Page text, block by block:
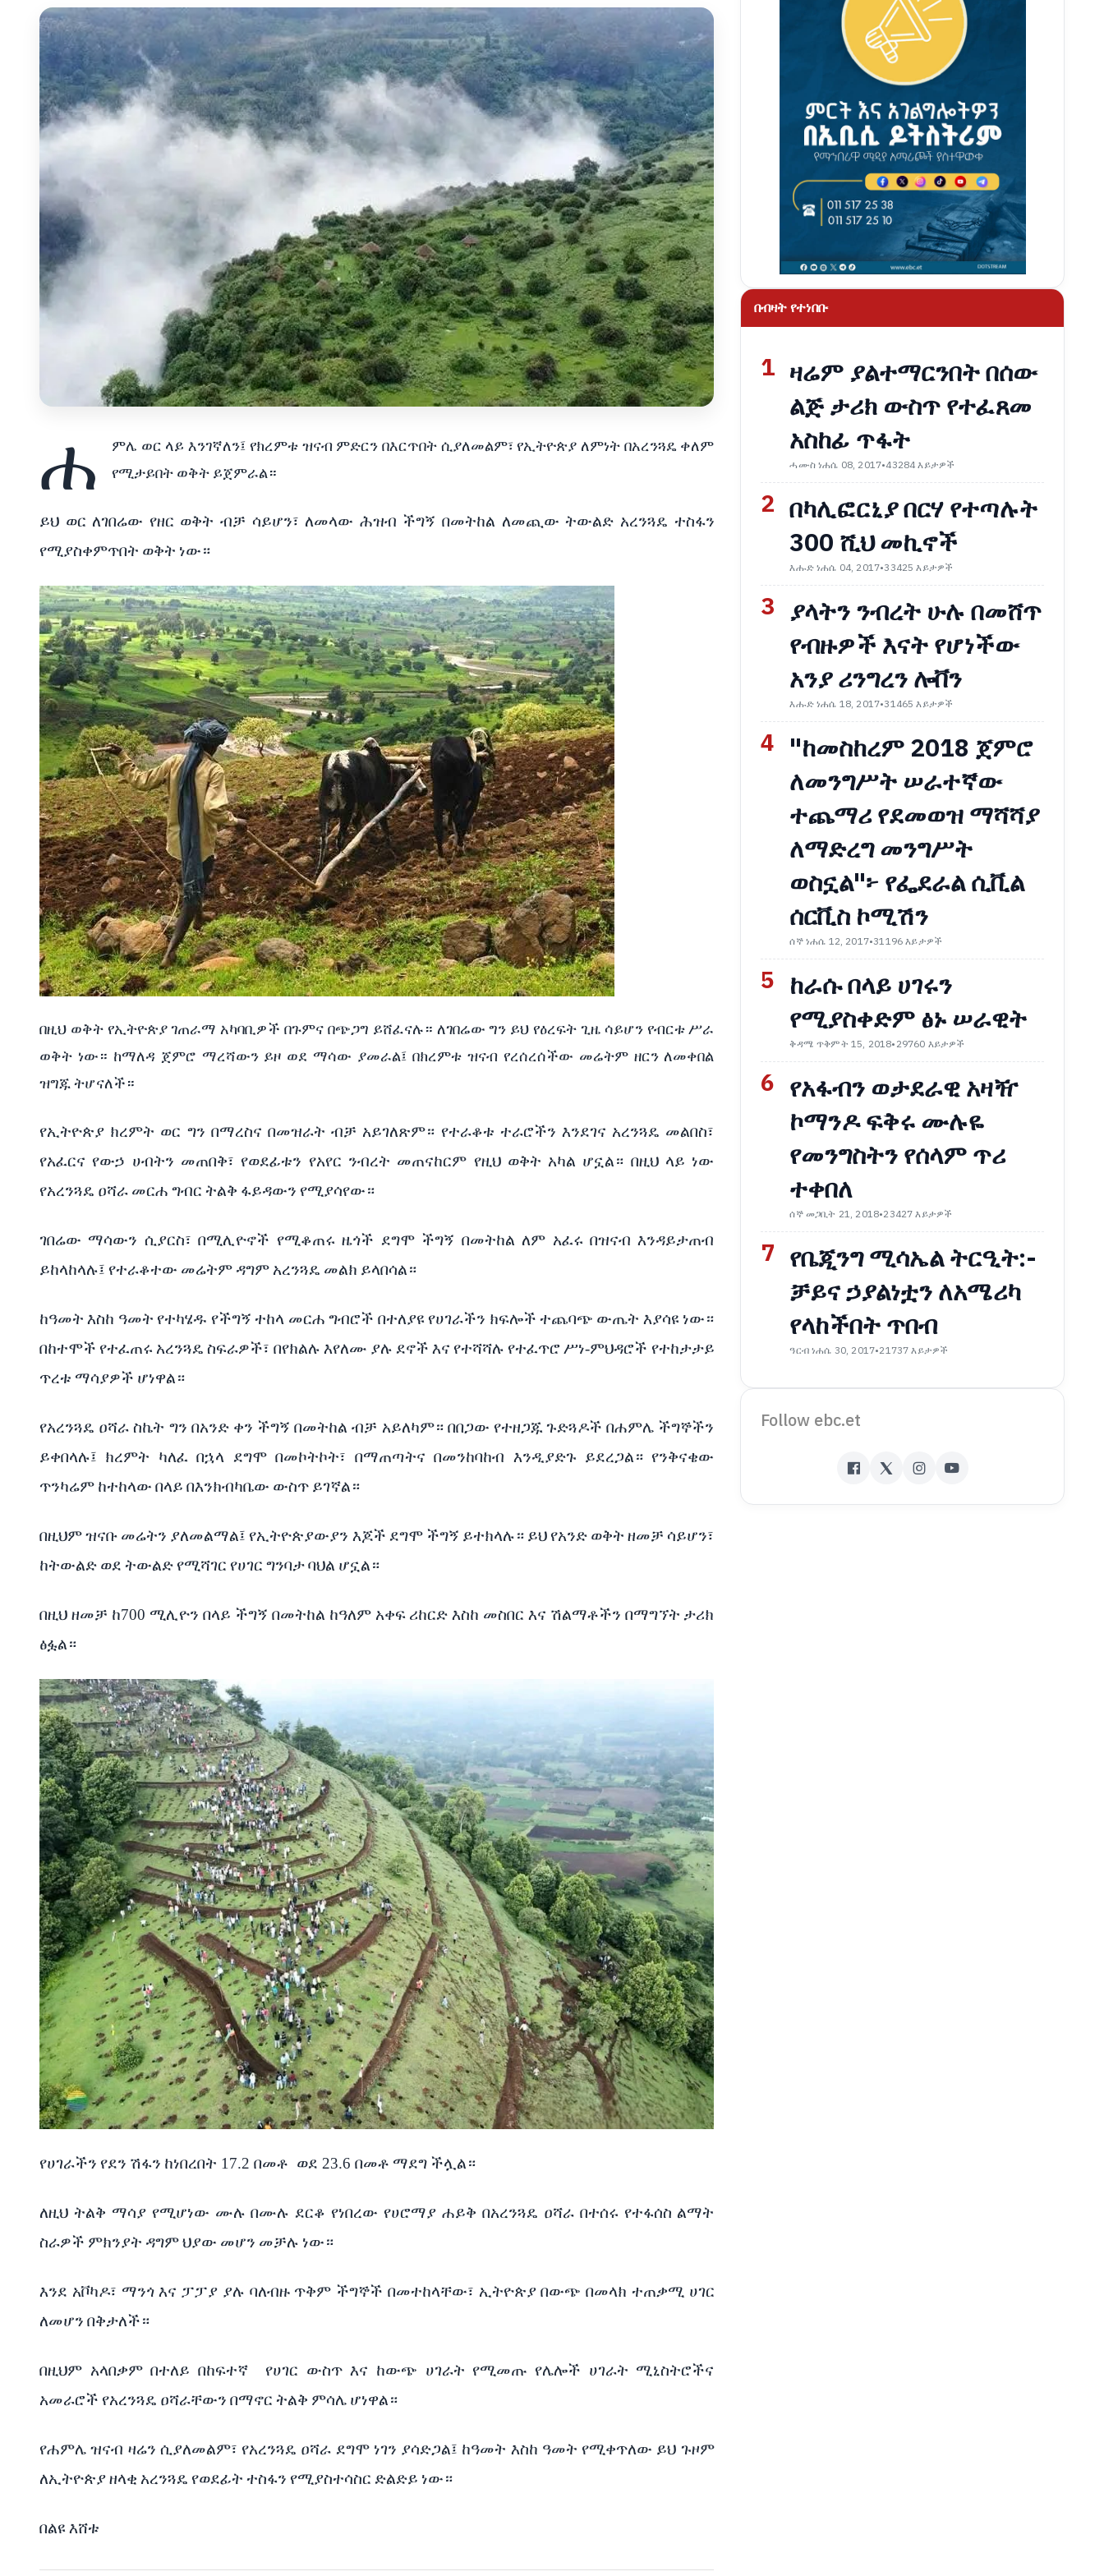
ሐ ምሌ ወር ላይ እንገኛለን፤ የክረምቱ ዝናብ ምድርን በእርጥበት ሲያለመልም፣ የኢትዮጵያ ለምነት በአረንጓዴ ቀለም
የሚታይበት ወቅት ይጀምራል።
ይህ ወር ለገበሬው የዘር ወቅት ብቻ ሳይሆን፣ ለመላው ሕዝብ ችግኝ በመትከል ለመጪው ትውልድ አረንጓዴ ተስፋን
የሚያስቀምጥበት ወቅት ነው።
በዚህ ወቅት የኢትዮጵያ ገጠራማ አካባቢዎች በጉምና በጭጋግ ይሸፈናሉ። ለገበሬው ግን ይህ የዕረፍት ጊዜ ሳይሆን የብርቱ ሥራ
ወቅት ነው። ከማለዳ ጀምሮ ማረሻውን ይዞ ወደ ማሳው ያመራል፤ በክረምቱ ዝናብ የረሰረሰችው መሬትም ዘርን ለመቀበል
ዝግጁ ትሆናለች።
የኢትዮጵያ ክረምት ወር ግን በማረስና በመዝራት ብቻ አይገለጽም። የተራቆቱ ተራሮችን እንደገና አረንጓዴ መልበስ፣
የአፈርና የውኃ ሀብትን መጠበቅ፣ የወደፊቱን የአየር ንብረት መጠናከርም የዚህ ወቅት አካል ሆኗል። በዚህ ላይ ነው
የአረንጓዴ ዐሻራ መርሐ ግብር ትልቅ ፋይዳውን የሚያሳየው።
ገበሬው ማሳውን ሲያርስ፣ በሚሊዮኖች የሚቆጠሩ ዜጎች ደግሞ ችግኝ በመትከል ለም አፈሩ በዝናብ እንዳይታጠብ
ይከላከላሉ፤ የተራቆተው መሬትም ዳግም አረንጓዴ መልክ ይላበሳል።
ከዓመት እስከ ዓመት የተካሄዱ የችግኝ ተከላ መርሐ ግብሮች በተለያዩ የሀገራችን ክፍሎች ተጨባጭ ውጤት እያሳዩ ነው።
በከተሞች የተፈጠሩ አረንጓዴ ስፍራዎች፣ በየክልሉ እየለሙ ያሉ ደኖች እና የተሻሻሉ የተፈጥሮ ሥነ-ምህዳሮች የተከታታይ
ጥረቱ ማሳያዎች ሆነዋል።
የአረንጓዴ ዐሻራ ስኬት ግን በአንድ ቀን ችግኝ በመትከል ብቻ አይለካም። በበጋው የተዘጋጁ ጉድጓዶች በሐምሌ ችግኞችን
ይቀበላሉ፤ ክረምት ካለፈ በኋላ ደግሞ በመኮትኮት፣ በማጠጣትና በመንከባከብ እንዲያድጉ ይደረጋል። የንቅናቄው
ጥንካሬም ከተከላው በላይ በእንክብካቤው ውስጥ ይገኛል።
በዚህምዝናቡ መሬትን ያለመልማል፤ የኢትዮጵያውያን እጆች ደግሞ ችግኝ ይተክላሉ። ይህ የአንድ ወቅት ዘመቻ ሳይሆን፣
ከትውልድ ወደ ትውልድ የሚሻገር የሀገር ግንባታባህል ሆኗል።
በዚህ ዘመቻ ከ700 ሚሊዮን በላይ ችግኝ በመትከል ከዓለም አቀፍ ሪከርድ እስከ መስበር እና ሽልማቶችን በማግኘት ታሪክ
ፅፏል።
የሀገራችን የደን ሽፋን ከነበረበት 17.2 በመቶ ወደ 23.6 በመቶ ማደግ ችሏል።
ለዚህ ትልቅ ማሳያ የሚሆነው ሙሉ በሙሉ ደርቆ የነበረው የሀሮማያ ሐይቅ በአረንጓዴ ዐሻራ በተሰሩ የተፋሰስ ልማት
ስራዎች ምክንያት ዳግምህያው መሆን መቻሉ ነው።
እንደ አቮካዶ፣ ማንጎ እና ፓፓያ ያሉ ባለብዙ ጥቅም ችግኞች በመተከላቸው፣ ኢትዮጵያ በውጭ በመላክ ተጠቃሚ ሀገር
ለመሆን በቅታለች።
በዚህም አላበቃም በተለይ በከፍተኛ የሀገር ውስጥ እና ከውጭ ሀገራት የሚመጡ የሌሎች ሀገራት ሚኒስትሮችና
አመራሮች የአረንጓዴ ዐሻራቸውን በማኖር ትልቅ ምሳሌ ሆነዋል።
የሐምሌ ዝናብ ዛሬን ሲያለመልም፣ የአረንጓዴ ዐሻራ ደግሞ ነገን ያሳድጋል፤ ከዓመት እስከ ዓመት የሚቀጥለው ይህ ጉዞም
ለኢትዮጵያዘላቂ አረንጓዴ የወደፊት ተስፋን የሚያስተሳስር ድልድይ ነው።
በልዩእሸቱ
በብዛት የተነበቡ
1 ዛሬም ያልተማርንበት በሰው
ልጅ ታሪክ ውስጥ የተፈጸመ
አስከፊ ጥፋት
ሓሙስ ነሐሴ 08, 2017•43284 እይታዎች
2 በካሊፎርኒያ በርሃ የተጣሉት
300 ሺህ መኪኖች
እሑድ ነሐሴ 04, 2017•33425 እይታዎች
3 ያላትን ንብረት ሁሉ በመሸጥ
የብዙዎች እናት የሆነችው
አንያ ሪንግረን ሎቨን
እሑድ ነሐሴ 18, 2017•31465 እይታዎች
4 "ከመስከረም 2018 ጀምሮ
ለመንግሥት ሠራተኛው
ተጨማሪ የደመወዝ ማሻሻያ
ለማድረግ መንግሥት
ወስኗል"፦ የፌደራል ሲቪል
ሰርቪስ ኮሚሽን
ሰኞ ነሐሴ 12, 2017•31196 እይታዎች
5 ከራሱ በላይ ሀገሩን
የሚያስቀድም ፅኑ ሠራዊት
ቅዳሜ ጥቅምት 15, 2018•29760 እይታዎች
6 የአፋብን ወታደራዊ አዛዥ
ኮማንዶ ፍቅሩ ሙሉዬ
የመንግስትን የሰላም ጥሪ
ተቀበለ
ሰኞ መጋቢት 21, 2018•23427 እይታዎች
7 የቤጂንግ ሚሳኤል ትርዒት:-
ቻይና ኃያልነቷን ለአሜሪካ
የላከችበት ጥበብ
ዓርብ ነሐሴ 30, 2017•21737 እይታዎች
Follow ebc.et